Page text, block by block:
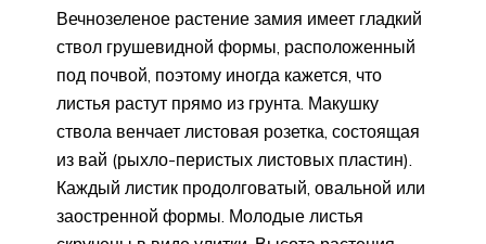
Вечнозеленое растение замия имеет гладкий
ствол грушевидной формы, расположенный
под почвой, поэтому иногда кажется, что
листья растут прямо из грунта. Макушку
ствола венчает листовая розетка, состоящая
из вай (рыхло-перистых листовых пластин).
Каждый листик продолговатый, овальной или
заостренной формы. Молодые листья